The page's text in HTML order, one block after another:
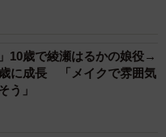
10歳で綾瀬はるかの娘役→
に成長 「メイクで雰囲気
う」